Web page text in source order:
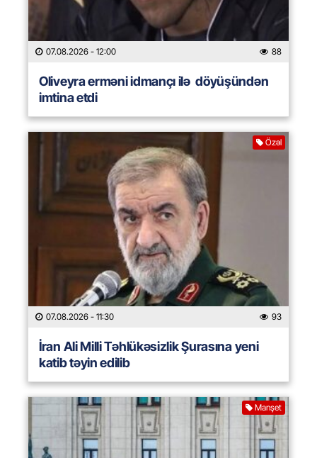
07.08.2026 - 12:00 88
Oliveyra erməni idmançı ilə döyüşündən
imtina etdi
Özəl
07.08.2026 - 11:30 93
İran Ali Milli Təhlükəsizlik Şurasına yeni
katib təyin edilib
Manşet